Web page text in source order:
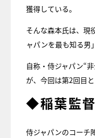
獲得している。
そんな森本氏は、現
ャパンを最も知る男
自称・侍ジャパン“
が、今回は第2回目
◆稲葉監
侍ジャパンのコーチ